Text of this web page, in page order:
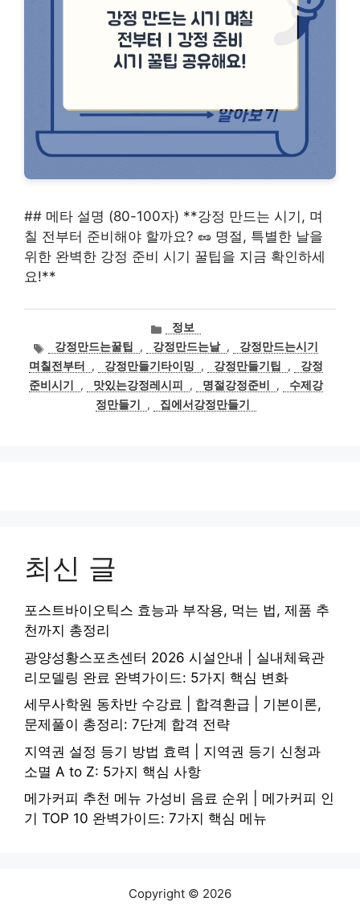
## 메타 설명 (80-100자) **강정 만드는 시기, 며
칠 전부터 준비해야 할까요? 🥜 명절, 특별한 날을
위한 완벽한 강정 준비 시기 꿀팁을 지금 확인하세
요!**
카
테
고
리
정보
태
그
강정만드는꿀팁 , 강정만드는날 ,
강정만드는시기
며칠전부터
, 강정만들기타이밍 , 강정만들기팁 ,
강정
준비시기
, 맛있는강정레시피 , 명절강정준비 ,
수제강
정만들기
, 집에서강정만들기
최신 글
포스트바이오틱스 효능과 부작용, 먹는 법, 제품 추
천까지 총정리
광양성황스포츠센터 2026 시설안내 | 실내체육관
리모델링 완료 완벽가이드: 5가지 핵심 변화
세무사학원 동차반 수강료 | 합격환급 | 기본이론,
문제풀이 총정리: 7단계 합격 전략
지역권 설정 등기 방법 효력 | 지역권 등기 신청과
소멸 A to Z: 5가지 핵심 사항
메가커피 추천 메뉴 가성비 음료 순위 | 메가커피 인
기 TOP 10 완벽가이드: 7가지 핵심 메뉴
Copyright © 2026